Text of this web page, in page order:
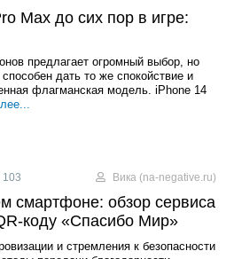
Max до сих пор в игре:
предлагает огромный выбор, но
дать то же спокойствие и
флагманская модель. iPhone 14
103 Вика (na-negative.ru)
смартфоне: обзор сервиса
коду «Спасибо Мир»
и стремления к безопасности